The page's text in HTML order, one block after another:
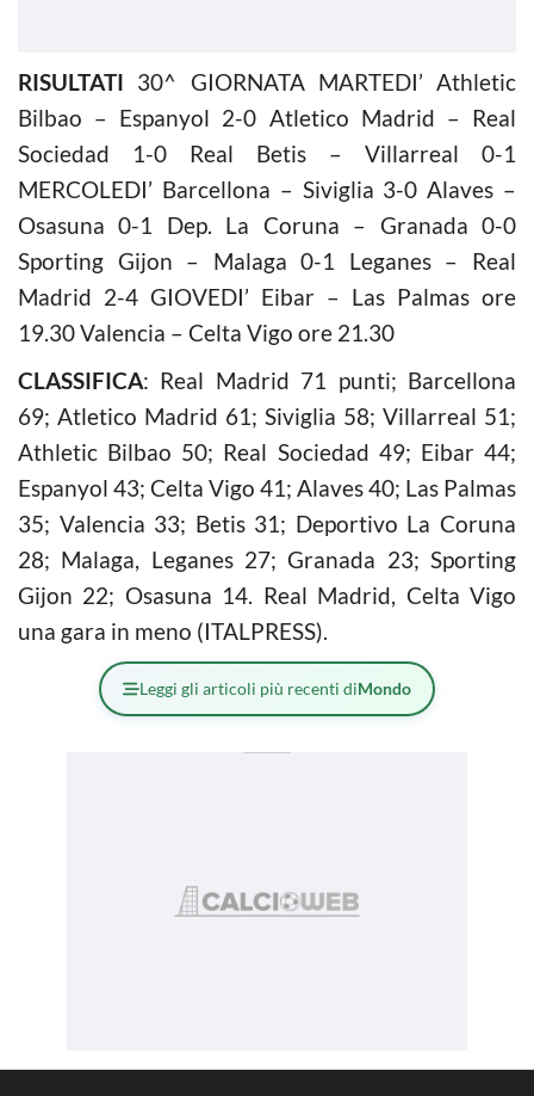
RISULTATI 30^ GIORNATA MARTEDI’ Athletic
Bilbao – Espanyol 2-0 Atletico Madrid – Real
Sociedad 1-0 Real Betis – Villarreal 0-1
MERCOLEDI’ Barcellona – Siviglia 3-0 Alaves –
Osasuna 0-1 Dep. La Coruna – Granada 0-0
Sporting Gijon – Malaga 0-1 Leganes – Real
Madrid 2-4 GIOVEDI’ Eibar – Las Palmas ore
19.30 Valencia – Celta Vigo ore 21.30
CLASSIFICA: Real Madrid 71 punti; Barcellona
69; Atletico Madrid 61; Siviglia 58; Villarreal 51;
Athletic Bilbao 50; Real Sociedad 49; Eibar 44;
Espanyol 43; Celta Vigo 41; Alaves 40; Las Palmas
35; Valencia 33; Betis 31; Deportivo La Coruna
28; Malaga, Leganes 27; Granada 23; Sporting
Gijon 22; Osasuna 14. Real Madrid, Celta Vigo
una gara in meno (ITALPRESS).
Leggi gli articoli più recenti diMondo